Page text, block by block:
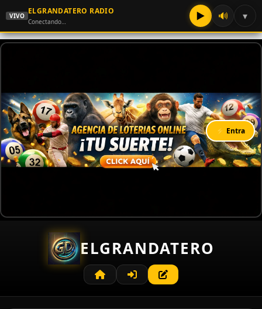
VIVO
ELGRANDATERO RADIO
Conectando… ▶ 🔊 ▾
⚡ Entra
ELGRANDATERO